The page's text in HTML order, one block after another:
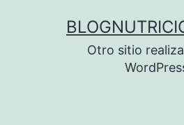
Otro sitio